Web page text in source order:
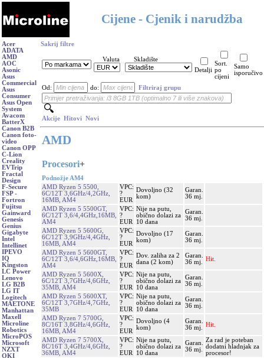
Cijene - Cjenik i narudžba
Acer
ADATA
AMD
AOC
Asonic
Asus
Commercial
Asus
Consumer
Asus Open
System
Avacom
BatterX
Canon B2B
Canon foto-
video
Canon OPP
C-Lion
Creality
EVTrip
Fractal
Design
F-Secure
FSP -
Fortron
Fujitsu
Gainward
Genesis
Genius
Gigabyte
Intel
Intellinet
IPEVO
IQ
Kingston
LC Power
Lenovo
LG B2B
LG IT
Logitech
MAETONE
Manhattan
Maxell
Microline
Robotics
MicroPOS
Microsoft
NZXT
OKI
Sakrij filtre
Valuta
Skladište
Detalji
Sort.
po
cijeni
Samo
isporučivo
Od: do: Filtriraj grupu
Akcije Hitovi Novi
AMD
Procesori+
Podnožje AM4
AMD Ryzen 5 5500,
6C/12T 3,6GHz/4,2GHz,
16MB, AM4
VPC:
?
EUR
Dovoljno (32
kom)
Garan.
36 mj.
AMD Ryzen 5 5500GT,
6C/12T 3,6/4,4GHz,16MB,
AM4
VPC:
?
EUR
Nije na putu,
obično dolazi za
10 dana
Garan.
36 mj.
AMD Ryzen 5 5600G,
6C/12T 3,9GHz/4,4GHz,
16MB, AM4
VPC:
?
EUR
Dovoljno (17
kom)
Garan.
36 mj.
AMD Ryzen 5 5600GT,
6C/12T 3,6/4,6GHz,16MB,
AM4
VPC:
?
EUR
Dov. zaliha za 2
dana (2 kom)
Garan.
36 mj.
Hit.
AMD Ryzen 5 5600X,
6C/12T 3,7GHz/4,6GHz,
35MB, AM4
VPC:
?
EUR
Nije na putu,
obično dolazi za
10 dana
Garan.
36 mj.
AMD Ryzen 5 5600XT,
6C/12T 3,7GHz/4,7GHz,
35MB
VPC:
?
EUR
Nije na putu,
obično dolazi za
10 dana
Garan.
36 mj.
AMD Ryzen 7 5700G,
8C/16T 3,8GHz/4,6GHz,
16MB, AM4
VPC:
?
EUR
Dovoljno (4
kom)
Garan.
36 mj.
Hit.
AMD Ryzen 7 5700X,
8C/16T 3,4GHz/4,6GHz,
36MB, AM4
VPC:
?
EUR
Nije na putu,
obično dolazi za
10 dana
Garan.
36 mj.
Za rad je poteban
dodatni hladnjak za
procesor!